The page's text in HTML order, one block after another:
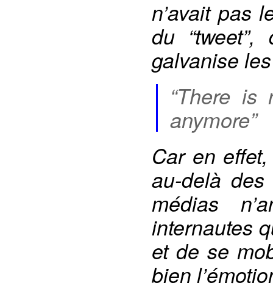
n’avait pas
du
galvanise
“There
anymore”
Car en
au-delà
médias
internautes
et de se
bien